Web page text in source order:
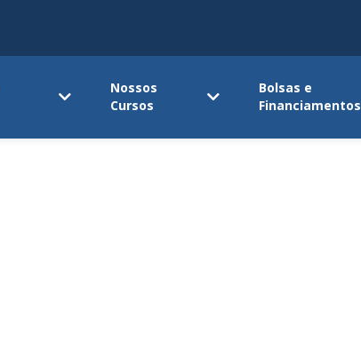
Nossos
Cursos
Bolsas e
Financiamentos